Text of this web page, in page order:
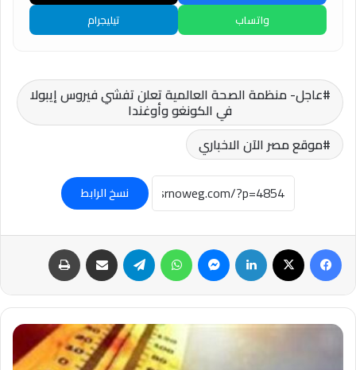
واتساب
تيليجرام
عاجل- منظمة الصحة العالمية تعلن تفشي فيروس إيبولا
في الكونغو وأوغندا
موقع مصر الآن الاخباري
نسخ الرابط
فيسبوك لينكدإن ماسنجر واتساب تيلقرام مشاركة عبر البريد
عاجل-